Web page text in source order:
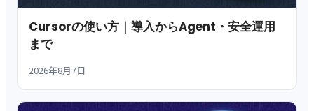
Cursorの使い方｜導入からAgent・安全運用
まで
2026年8月7日